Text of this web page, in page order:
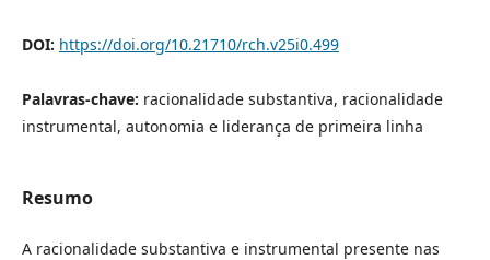
DOI: https://doi.org/10.21710/rch.v25i0.499
Palavras-chave: racionalidade substantiva, racionalidade
instrumental, autonomia e liderança de primeira linha
Resumo
A racionalidade substantiva e instrumental presente nas